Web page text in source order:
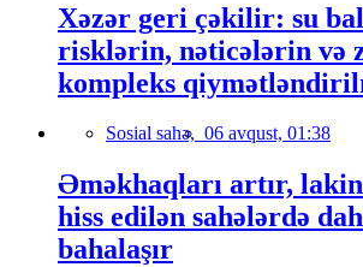
Xəzər geri çəkilir: su
risklərin, nəticələrin və
kompleks
Sosial sahə, 06 avqust, 01:38
Əməkhaqları artır,
hiss edilən sahələrdə
bahalaşır